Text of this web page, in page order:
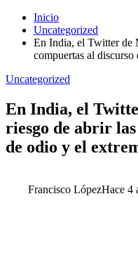
Inicio
Uncategorized
En India, el Twitter de
compuertas al
Uncategorized
En India, el
riesgo de abrir
de odio y el
Francisco LópezHace 4